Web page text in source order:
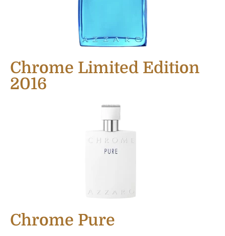
Chrome Limited Edition
2016
Chrome Pure